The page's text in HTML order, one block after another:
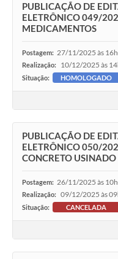
PUBLICAÇÃO DE
ELETRÔNICO 049/
MEDICAMENTOS
Postagem: 27/11/2025 às
Realização: 10/12/2025 às
Situação: HOMOLOGADO
PUBLICAÇÃO DE
ELETRÔNICO 050/
CONCRETO USINADO
Postagem: 26/11/2025 às
Realização: 09/12/2025 às
Situação: CANCELADA